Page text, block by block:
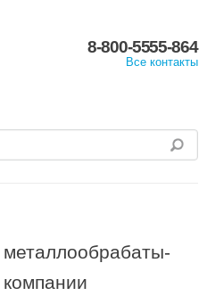
8-800-5555-864
Все контакты